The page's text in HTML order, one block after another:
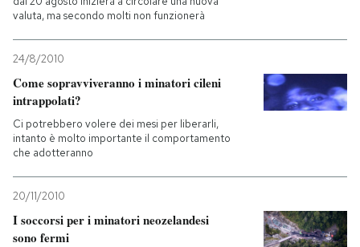
valuta, ma secondo molti non funzionerà
24/8/2010
Come sopravviveranno i minatori cileni
intrappolati?
Ci potrebbero volere dei mesi per liberarli,
intanto è molto importante il comportamento
che adotteranno
20/11/2010
I soccorsi per i minatori neozelandesi
sono fermi